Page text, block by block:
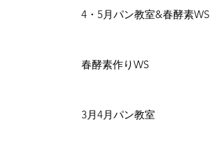
4・5月パン教室&春酵素WS
春酵素作りWS
3月4月パン教室